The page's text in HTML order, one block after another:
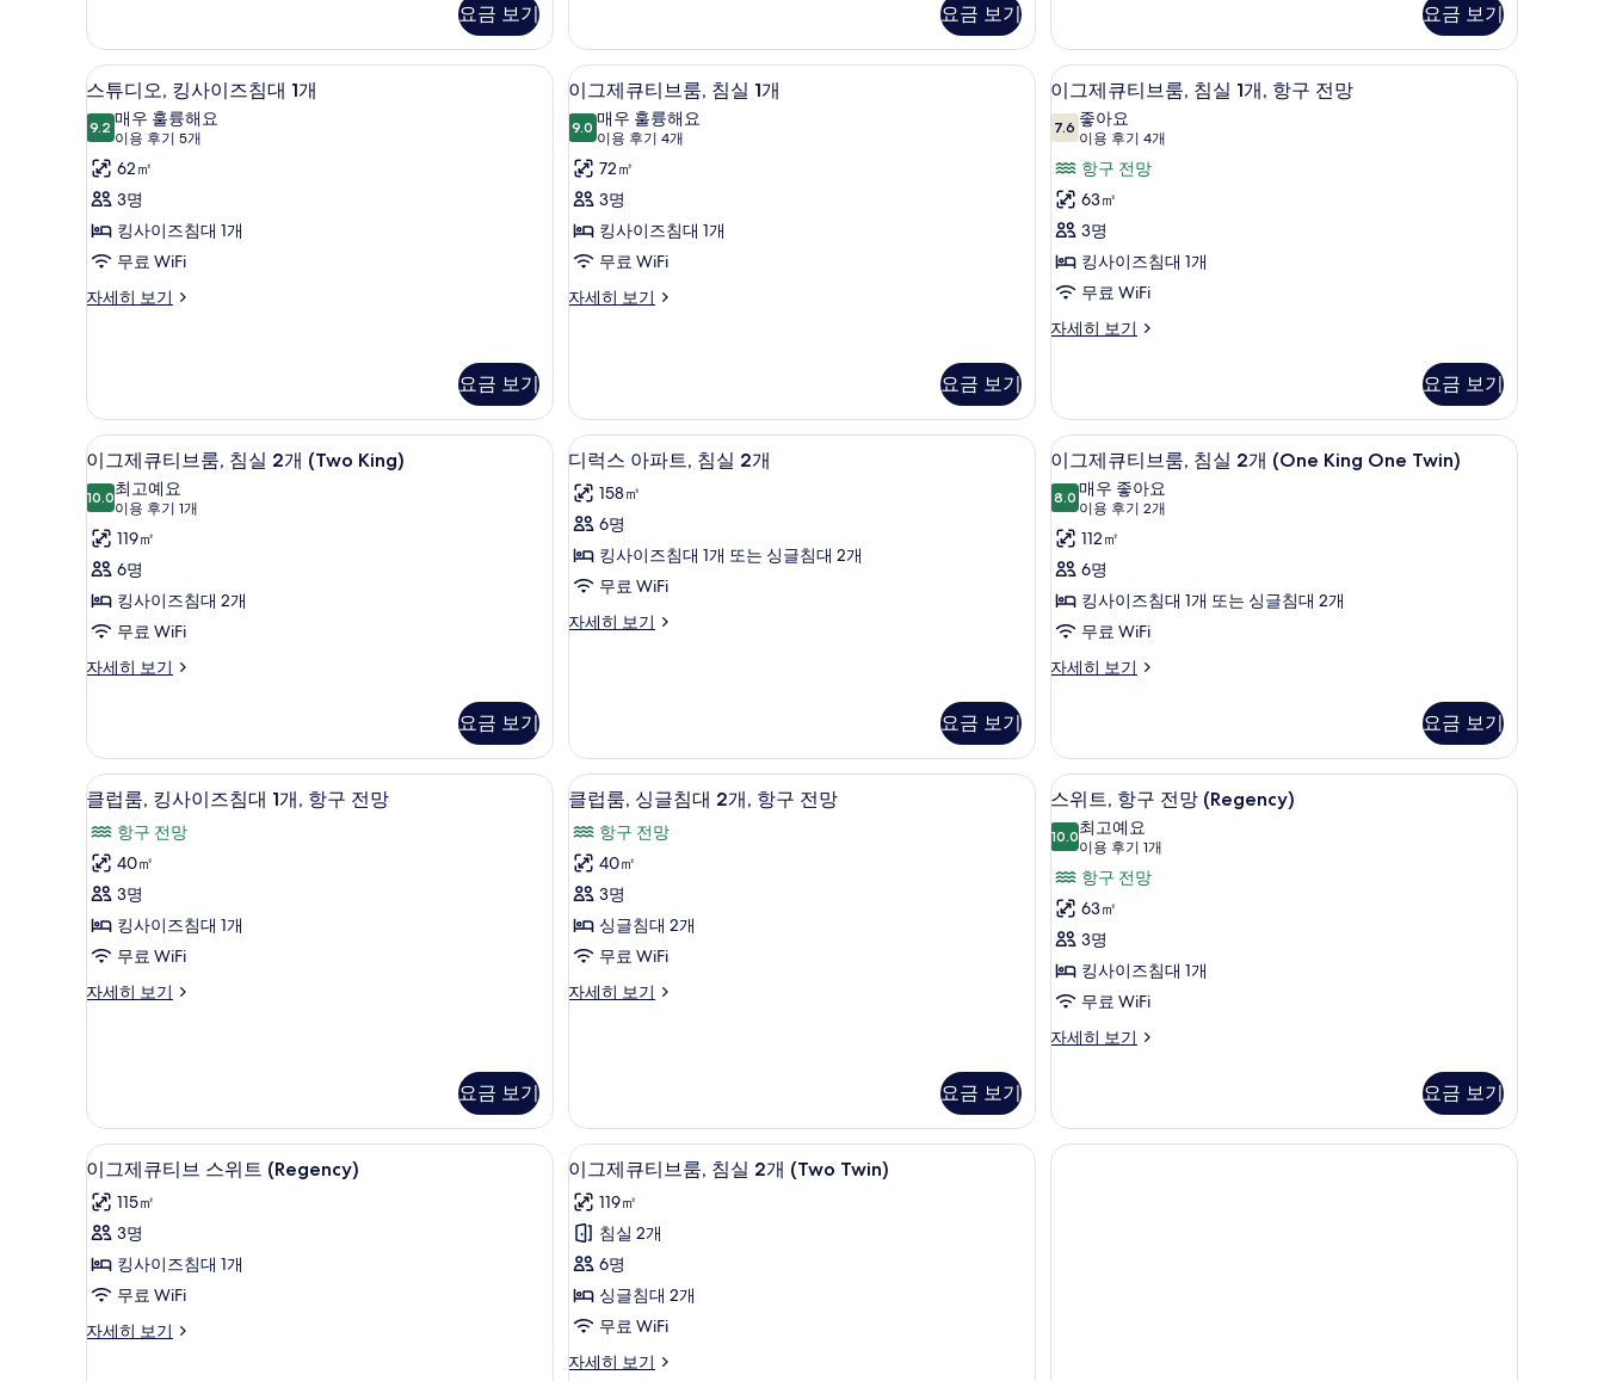
보
기
보
진
모
두
보
기
즈
침
대
개
세
히
기
요금 보기
개
(Regency)
사
진
모
두
보
기
즈
침
대
개
(Regency)
자
세
히
보
기
요금 보기
두
보
기
대
개
자
세
보
기
요금 보기
스
튜
디
오,
킹
사
이
즈
개
사
진
모
두
보
기
스튜디오, 킹사이즈침대 1개 | 고급 침구, 미니바, 객실 내 금고, 책상
5
스튜디오, 킹사이즈침대 1개
9.29.2점 만점 중 10점
매우 훌륭해요
이용 후기 5개
(이
용
후
기
5
개)
62㎡
3명
킹사이즈침대 1개
무료 WiFi
자세히 보기
스
사
이
즈
침
대
1
개
자
세
히
기
요금 보기
이
그
제
큐
티
브
룸,
침
사
진
모
두
보
기
고급 침구, 미니바, 객실 내 금고, 책상
4
이그제큐티브룸, 침실 1개
9.09.0점 만점 중 10점
매우 훌륭해요
이용 후기 4개
(이
용
후
기
4
개)
72㎡
3명
킹사이즈침대 1개
무료 WiFi
자세히 보기
이
브
룸,
침
실
개
자
세
히
보
기
요금 보기
이
그
제
큐
티
브
룸,
침
실
항
구
전
망
사
진
모
두
보
고급 침구, 미니바, 객실 내 금고, 책상
11
이그제큐티브룸, 침실 1개, 항구 전망
7.67.6점 만점 중 10점
좋아요
이용 후기 4개
(이
용
후
기
4
개)
항구 전망
63㎡
3명
킹사이즈침대 1개
무료 WiFi
자세히 보기
이
티
브
룸,
침
실
개,
항
전
망
세
요금 보기
이
그
제
큐
티
브
룸,
침
개
(Two
King)
사
진
모
두
보
기
고급 침구, 미니바, 객실 내 금고, 책상
8
이그제큐티브룸, 침실 2개 (Two King)
10.010.0점 만점 중 10점
최고예요
이용 후기 1개
(이
용
후
기
개)
119㎡
6명
킹사이즈침대 2개
무료 WiFi
자세히 보기
이
티
브
룸,
실
2
개
(Two
King)
자
세
히
요금 보기
디
럭
스
아
파
침
사
진
모
두
보
기
고급 침구, 미니바, 객실 내 금고, 책상
8
디럭스 아파트, 침실 2개
158㎡
6명
킹사이즈침대 1개 또는 싱글침대 2개
무료 WiFi
자세히 보기
디
침
실
2
개
자
세
히
보
기
요금 보기
이
그
제
큐
티
브
룸,
침
개
(One
King
One
Twin)
사
진
모
두
기
고급 침구, 미니바, 객실 내 금고, 책상
8
이그제큐티브룸, 침실 2개 (One King One Twin)
8.08.0점 만점 중 10점
매우 좋아요
이용 후기 2개
(이
용
후
기
2
개)
112㎡
6명
킹사이즈침대 1개 또는 싱글침대 2개
무료 WiFi
자세히 보기
이
티
브
룸,
실
개
(One
King
One
Twin)
세
히
보
요금 보기
클
룸,
킹
사
이
침
항
구
전
망
사
진
모
두
고급 침구, 미니바, 객실 내 금고, 책상
9
클럽룸, 킹사이즈침대 1개, 항구 전망
항구 전망
40㎡
3명
킹사이즈침대 1개
무료 WiFi
자세히 보기
클
즈
침
대
개,
항
전
망
세
요금 보기
클
룸,
싱
글
침
2
전
망
사
진
모
두
보
기
고급 침구, 미니바, 객실 내 금고, 책상
7
클럽룸, 싱글침대 2개, 항구 전망
항구 전망
40㎡
3명
싱글침대 2개
무료 WiFi
자세히 보기
클
대
개,
항
구
전
망
자
세
보
기
요금 보기
스
위
트,
항
구
전
망
(Regency)
사
두
보
고급 침구, 미니바, 객실 내 금고, 책상
9
스위트, 항구 전망 (Regency)
10.010.0점 만점 중 10점
최고예요
이용 후기 1개
(이
용
후
기
1
개)
항구 전망
63㎡
3명
킹사이즈침대 1개
무료 WiFi
자세히 보기
스
구
전
망
요금 보기
이
그
제
큐
티
스
이그제큐티브 스위트 (Regency) | 고급 침구, 미니바, 객실 내 금고, 책상
4
이그제큐티브 스위트 (Regency)
115㎡
3명
킹사이즈침대 1개
무료 WiFi
자세히 보기
이
이
그
제
큐
티
브
침
고급 침구, 미니바, 객실 내 금고, 책상
7
이그제큐티브룸, 침실 2개 (Two Twin)
119㎡
침실 2개
6명
싱글침대 2개
무료 WiFi
자세히 보기
이